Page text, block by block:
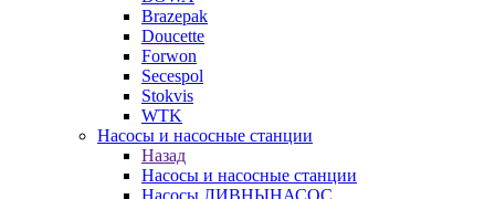
Brazepak
Doucette
Forwon
Secespol
Stokvis
WTK
Насосы и насосные станции
Назад
Насосы и насосные станции
Насосы ЛИВНЫНАСОС